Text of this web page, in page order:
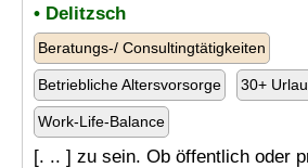
• Delitzsch
Beratungs-/ Consultingtätigkeiten
Betriebliche Altersvorsorge 30+
Work-Life-Balance
[. .. ] zu sein. Ob öffentlich oder